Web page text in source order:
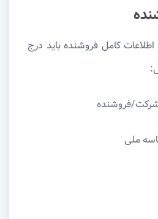
کامل فروشنده باید درج
شرکت/فروشنده
ملی